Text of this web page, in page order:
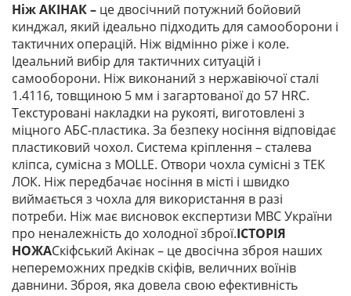
Ніж АКІНАК – це двосічний потужний бойовий
кинджал, який ідеально підходить для самооборони і
тактичних операцій. Ніж відмінно ріже і коле.
Ідеальний вибір для тактичних ситуацій і
самооборони. Ніж виконаний з нержавіючої сталі
1.4116, товщиною 5 мм і загартованої до 57 HRC.
Текстуровані накладки на рукояті, виготовлені з
міцного АБС-пластика. За безпеку носіння відповідає
пластиковий чохол. Система кріплення – сталева
кліпса, сумісна з MOLLE. Отвори чохла сумісні з ТЕК
ЛОК. Ніж передбачає носіння в місті і швидко
виймається з чохла для використання в разі
потреби. Ніж має висновок експертизи МВС України
про неналежність до холодної зброї.ІСТОРІЯ
НОЖАСкіфський Акінак – це двосічна зброя наших
непереможних предків скіфів, величних воїнів
давнини. Зброя, яка довела свою ефективність